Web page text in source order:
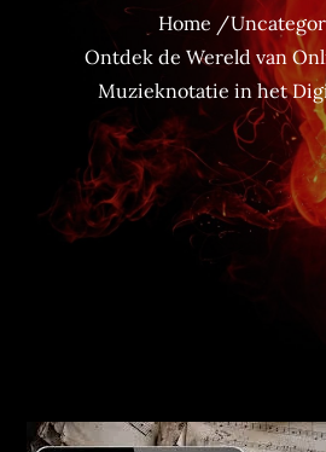
Home
Ontdek de Wereld van
Muzieknotatie in het